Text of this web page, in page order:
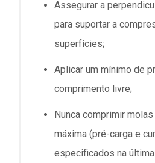
Assegurar a
para suportar a
superfícies;
Aplicar um mínimo de
comprimento livre;
Nunca comprimir
máxima (pré-carga e
especificados na